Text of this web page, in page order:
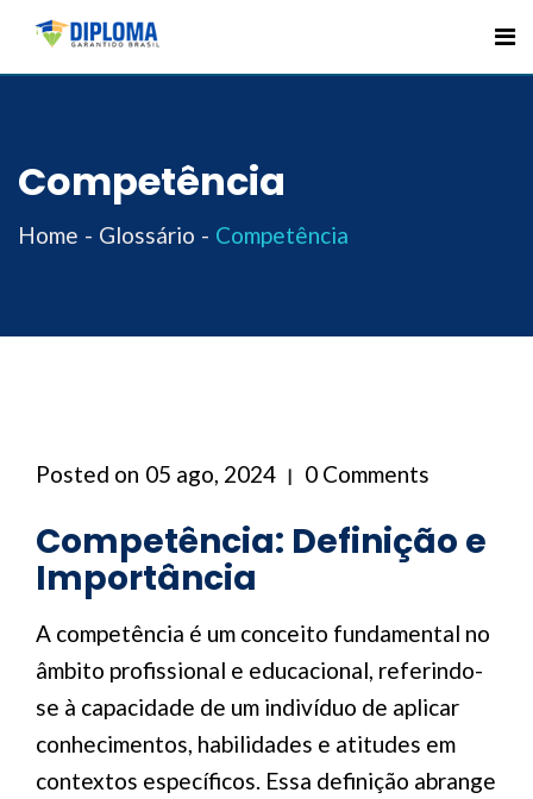
Skip
Competência
Home Glossário Competência
Posted on 05 ago, 2024 0 Comments
Competência: Definição e
Importância
A competência é um conceito fundamental no
âmbito profissional e educacional, referindo-
se à capacidade de um indivíduo de aplicar
conhecimentos, habilidades e atitudes em
contextos específicos. Essa definição abrange